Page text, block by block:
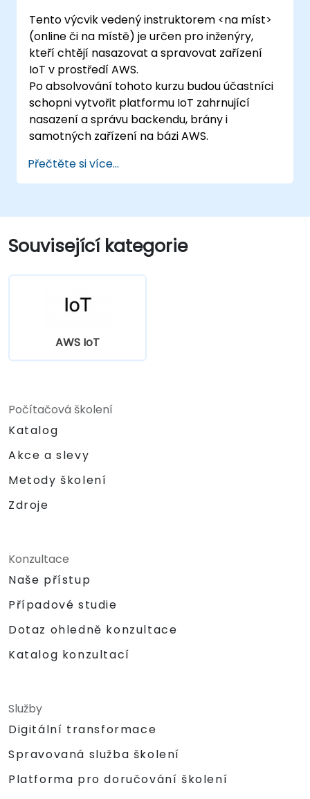
Tento výcvik vedený instruktorem <na míst>
(online či na místě) je určen pro inženýry,
kteří chtějí nasazovat a spravovat zařízení
IoT v prostředí AWS.
Po absolvování tohoto kurzu budou účastníci
schopni vytvořit platformu IoT zahrnující
nasazení a správu backendu, brány i
samotných zařízení na bázi AWS.
Přečtěte si více...
Související kategorie
AWS IoT
Počítačová školení
Katalog
Akce a slevy
Metody školení
Zdroje
Konzultace
Naše přístup
Případové studie
Dotaz ohledně konzultace
Katalog konzultací
Služby
Digitální transformace
Spravovaná služba školení
Platforma pro doručování školení